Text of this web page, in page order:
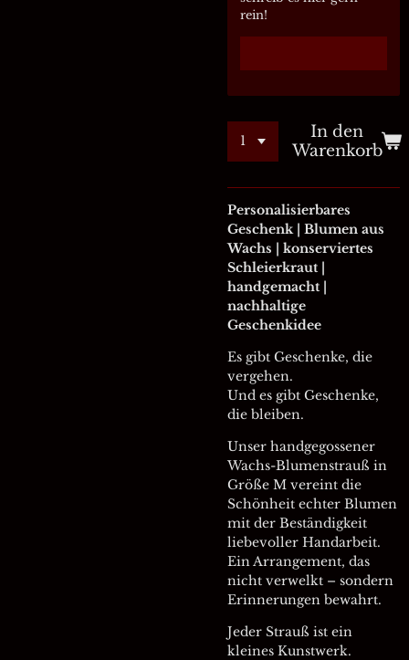
rein!
In den
Warenkorb
Personalisierbares
Geschenk | Blumen aus
Wachs | konserviertes
Schleierkraut |
handgemacht |
nachhaltige
Geschenkidee
Es gibt Geschenke, die
vergehen.
Und es gibt Geschenke,
die bleiben.
Unser handgegossener
Wachs-Blumenstrauß in
Größe M vereint die
Schönheit echter Blumen
mit der Beständigkeit
liebevoller Handarbeit.
Ein Arrangement, das
nicht verwelkt – sondern
Erinnerungen bewahrt.
Jeder Strauß ist ein
kleines Kunstwerk.